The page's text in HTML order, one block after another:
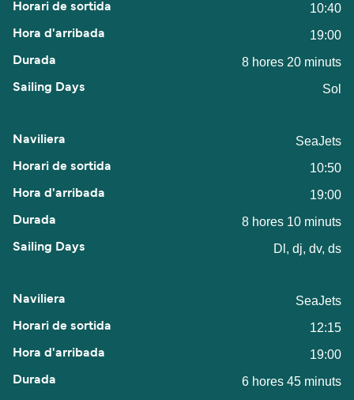
10:40
19:00
8 hores 20 minuts
Sol
SeaJets
10:50
19:00
8 hores 10 minuts
Dl, dj, dv, ds
SeaJets
12:15
19:00
6 hores 45 minuts